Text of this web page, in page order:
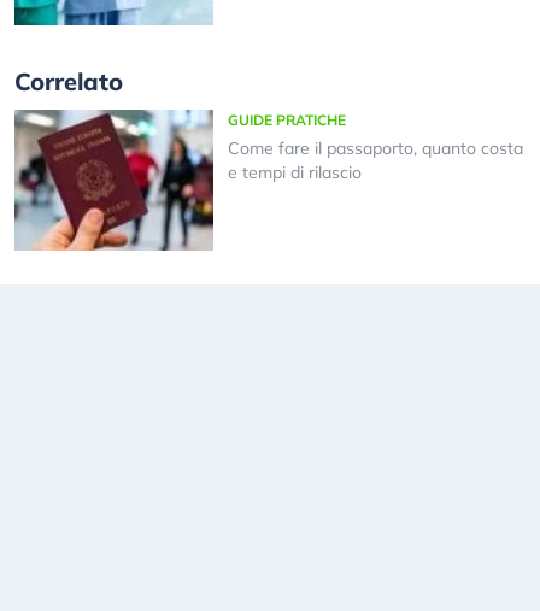
Correlato
GUIDE PRATICHE
Come fare il passaporto, quanto costa
e tempi di rilascio